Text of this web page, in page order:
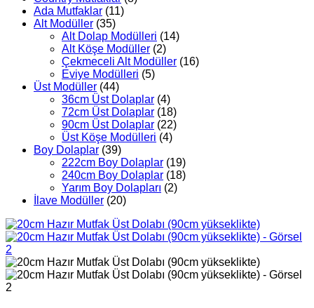
Ada Mutfaklar (11)
Alt Modüller (35)
Alt Dolap Modülleri (14)
Alt Köşe Modüller (2)
Çekmeceli Alt Modüller (16)
Eviye Modülleri (5)
Üst Modüller (44)
36cm Üst Dolaplar (4)
72cm Üst Dolaplar (18)
90cm Üst Dolaplar (22)
Üst Köşe Modülleri (4)
Boy Dolaplar (39)
222cm Boy Dolaplar (19)
240cm Boy Dolaplar (18)
Yarım Boy Dolapları (2)
İlave Modüller (20)